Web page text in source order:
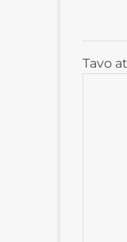
Tavo